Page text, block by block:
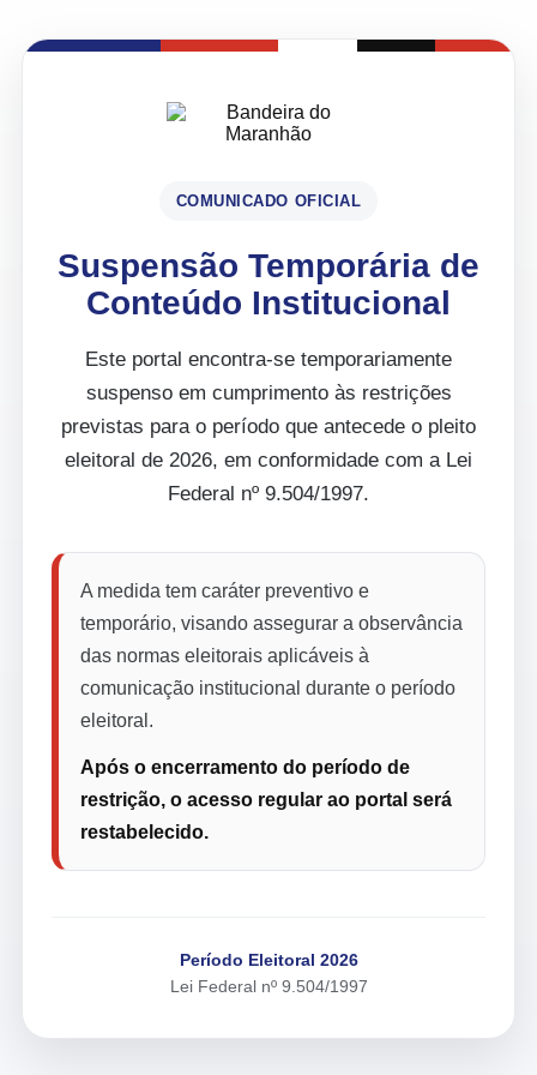
COMUNICADO OFICIAL
Suspensão Temporária de
Conteúdo Institucional
Este portal encontra-se temporariamente
suspenso em cumprimento às restrições
previstas para o período que antecede o pleito
eleitoral de 2026, em conformidade com a Lei
Federal nº 9.504/1997.
A medida tem caráter preventivo e
temporário, visando assegurar a observância
das normas eleitorais aplicáveis à
comunicação institucional durante o período
eleitoral.
Após o encerramento do período de
restrição, o acesso regular ao portal será
restabelecido.
Período Eleitoral 2026
Lei Federal nº 9.504/1997